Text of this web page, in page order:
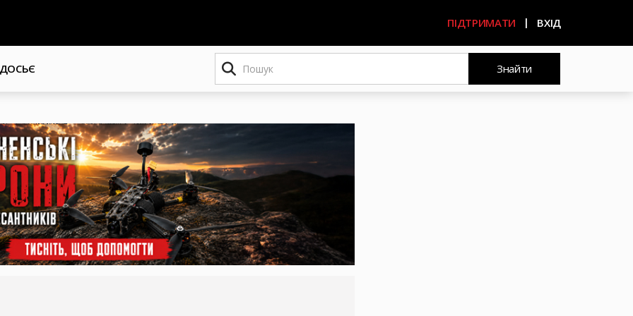
ПІДТРИМАТИ ВХІД
ДОСЬЄ
Пошук
Знайти